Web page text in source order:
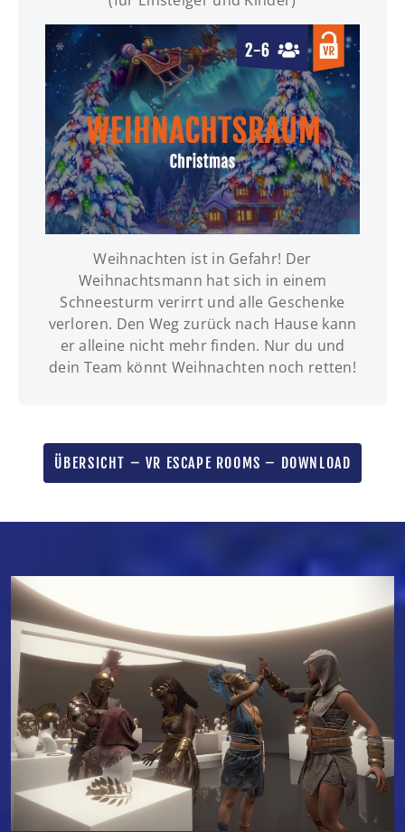
INFOS | TERMINE | BUCHUNG
Weihnachten ist in Gefahr! Der
Weihnachtsmann hat sich in einem
Schneesturm verirrt und alle Geschenke
verloren. Den Weg zurück nach Hause kann
er alleine nicht mehr finden. Nur du und
dein Team könnt Weihnachten noch retten!
ÜBERSICHT – VR ESCAPE ROOMS – DOWNLOAD